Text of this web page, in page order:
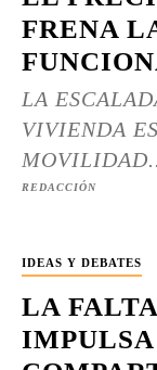
FRENA
LA
VIVIENDA
REDACCIÓN
IDEAS Y DEBATES
LA